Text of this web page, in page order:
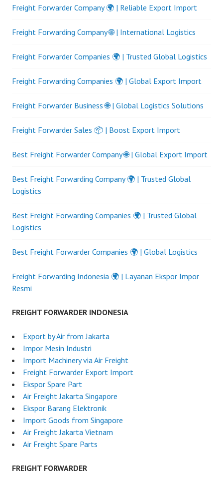
Freight Forwarder Company 🌍 | Reliable Export Import
Freight Forwarding Company 🌐 | International Logistics
Freight Forwarder Companies 🌍 | Trusted Global Logistics
Freight Forwarding Companies 🌍 | Global Export Import
Freight Forwarder Business 🌐 | Global Logistics Solutions
Freight Forwarder Sales 📦 | Boost Export Import
Best Freight Forwarder Company 🌐 | Global Export Import
Best Freight Forwarding Company 🌍 | Trusted Global
Logistics
Best Freight Forwarding Companies 🌍 | Trusted Global
Logistics
Best Freight Forwarder Companies 🌍 | Global Logistics
Freight Forwarding Indonesia 🌍 | Layanan Ekspor Impor
Resmi
FREIGHT FORWARDER INDONESIA
Export by Air from Jakarta
Impor Mesin Industri
Import Machinery via Air Freight
Freight Forwarder Export Import
Ekspor Spare Part
Air Freight Jakarta Singapore
Ekspor Barang Elektronik
Import Goods from Singapore
Air Freight Jakarta Vietnam
Air Freight Spare Parts
FREIGHT FORWARDER